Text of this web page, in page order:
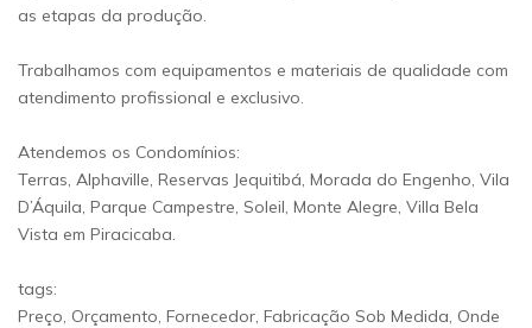
as etapas da produção.
Trabalhamos com equipamentos e materiais de qualidade com
atendimento profissional e exclusivo.
Atendemos os Condomínios:
Terras, Alphaville, Reservas Jequitibá, Morada do Engenho, Vila
D’Áquila, Parque Campestre, Soleil, Monte Alegre, Villa Bela
Vista em Piracicaba.
tags:
Preço, Orçamento, Fornecedor, Fabricação Sob Medida, Onde